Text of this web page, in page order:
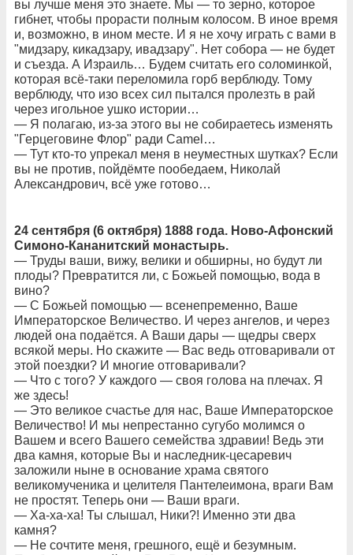
вы лучше меня это знаете. Мы — то зерно, которое
гибнет, чтобы прорасти полным колосом. В иное время
и, возможно, в ином месте. И я не хочу играть с вами в
"мидзару, кикадзару, ивадзару". Нет собора — не будет
и съезда. А Израиль… Будем считать его соломинкой,
которая всё-таки переломила горб верблюду. Тому
верблюду, что изо всех сил пытался пролезть в рай
через игольное ушко истории…
— Я полагаю, из-за этого вы не собираетесь изменять
"Герцеговине Флор" ради Camel…
— Тут кто-то упрекал меня в неуместных шутках? Если
вы не против, пойдёмте пообедаем, Николай
Александрович, всё уже готово…
24 сентября (6 октября) 1888 года. Ново-Афонский
Симоно-Кананитский монастырь.
— Труды ваши, вижу, велики и обширны, но будут ли
плоды? Превратится ли, с Божьей помощью, вода в
вино?
— С Божьей помощью — всенепременно, Ваше
Императорское Величество. И через ангелов, и через
людей она подаётся. А Ваши дары — щедры сверх
всякой меры. Но скажите — Вас ведь отговаривали от
этой поездки? И многие отговаривали?
— Что с того? У каждого — своя голова на плечах. Я
же здесь!
— Это великое счастье для нас, Ваше Императорское
Величество! И мы непрестанно сугубо молимся о
Вашем и всего Вашего семейства здравии! Ведь эти
два камня, которые Вы и наследник-цесаревич
заложили ныне в основание храма святого
великомученика и целителя Пантелеимона, враги Вам
не простят. Теперь они — Ваши враги.
— Ха-ха-ха! Ты слышал, Ники?! Именно эти два
камня?
— Не сочтите меня, грешного, ещё и безумным.